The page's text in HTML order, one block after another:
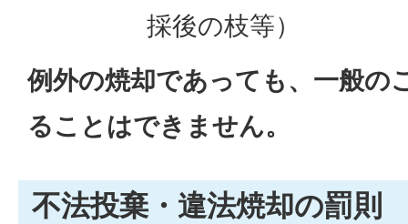
採後の枝等）
例外の焼却であっても、一般の
ることはできません。
不法投棄・違法焼却の罰則